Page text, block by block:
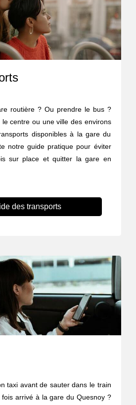
routière ? Ou prendre le bus ?
centre ou une ville des environs
disponibles à la gare du
notre guide pratique pour éviter
sur place et quitter la gare en
des transports
taxi avant de sauter dans le train
arrivé à la gare du Quesnoy ?